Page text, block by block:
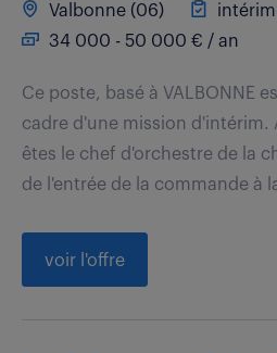
Valbonne (06) intérim
34 000 - 50 000 € / an
Ce poste, basé à VALBONNE
cadre d'une mission d'intérim.
êtes le chef d'orchestre de la
de l'entrée de la commande à
voir l'offre